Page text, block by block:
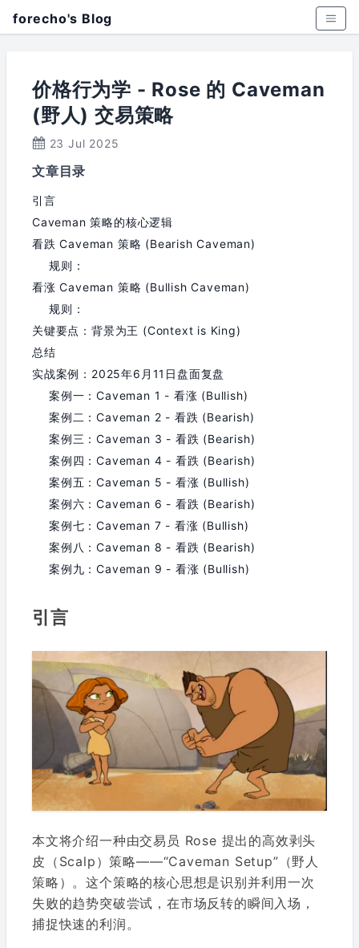
forecho's Blog
价格行为学 - Rose 的 Caveman
(野人) 交易策略
23 Jul 2025
文章目录
引言
Caveman 策略的核心逻辑
看跌 Caveman 策略 (Bearish Caveman)
规则：
看涨 Caveman 策略 (Bullish Caveman)
规则：
关键要点：背景为王 (Context is King)
总结
实战案例：2025年6月11日盘面复盘
案例一：Caveman 1 - 看涨 (Bullish)
案例二：Caveman 2 - 看跌 (Bearish)
案例三：Caveman 3 - 看跌 (Bearish)
案例四：Caveman 4 - 看跌 (Bearish)
案例五：Caveman 5 - 看涨 (Bullish)
案例六：Caveman 6 - 看跌 (Bearish)
案例七：Caveman 7 - 看涨 (Bullish)
案例八：Caveman 8 - 看跌 (Bearish)
案例九：Caveman 9 - 看涨 (Bullish)
引言
本文将介绍一种由交易员 Rose 提出的高效剥头
皮（Scalp）策略——“Caveman Setup”（野人
策略）。这个策略的核心思想是识别并利用一次
失败的趋势突破尝试，在市场反转的瞬间入场，
捕捉快速的利润。